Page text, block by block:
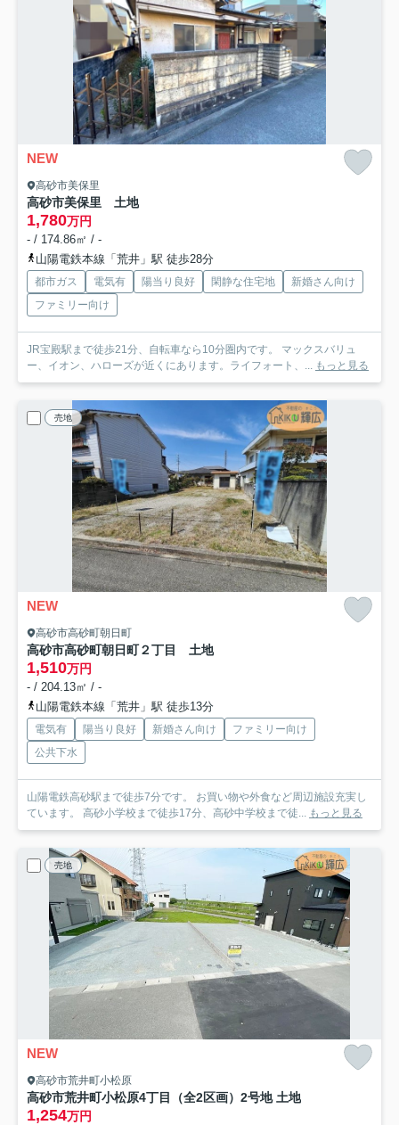
NEW
高砂市美保里
高砂市美保里 土地
1,780万円
- / 174.86㎡ / -
山陽電鉄本線「荒井」駅 徒歩28分
都市ガス 電気有 陽当り良好 閑静な住宅地
新婚さん向け
ファミリー向け
JR宝殿駅まで徒歩21分、自転車なら10分圏内です。 マックスバリュ
ー、イオン、ハローズが近くにあります。ライフォート、...
もっと見る
売地
NEW
高砂市高砂町朝日町
高砂市高砂町朝日町２丁目 土地
1,510万円
- / 204.13㎡ / -
山陽電鉄本線「荒井」駅 徒歩13分
電気有 陽当り良好 新婚さん向け
ファミリー向け
公共下水
山陽電鉄高砂駅まで徒歩7分です。 お買い物や外食など周辺施設充実し
ています。 高砂小学校まで徒歩17分、高砂中学校まで徒...
もっと見る
売地
NEW
高砂市荒井町小松原
高砂市荒井町小松原4丁目（全2区画）2号地 土地
1,254万円